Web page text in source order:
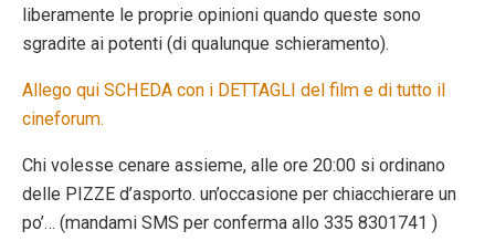
liberamente le proprie opinioni quando queste sono
sgradite ai potenti (di qualunque schieramento).
Allego qui SCHEDA con i DETTAGLI del film e di tutto il
cineforum.
Chi volesse cenare assieme, alle ore 20:00 si ordinano
delle PIZZE d’asporto. un’occasione per chiacchierare un
po’… (mandami SMS per conferma allo 335 8301741 )